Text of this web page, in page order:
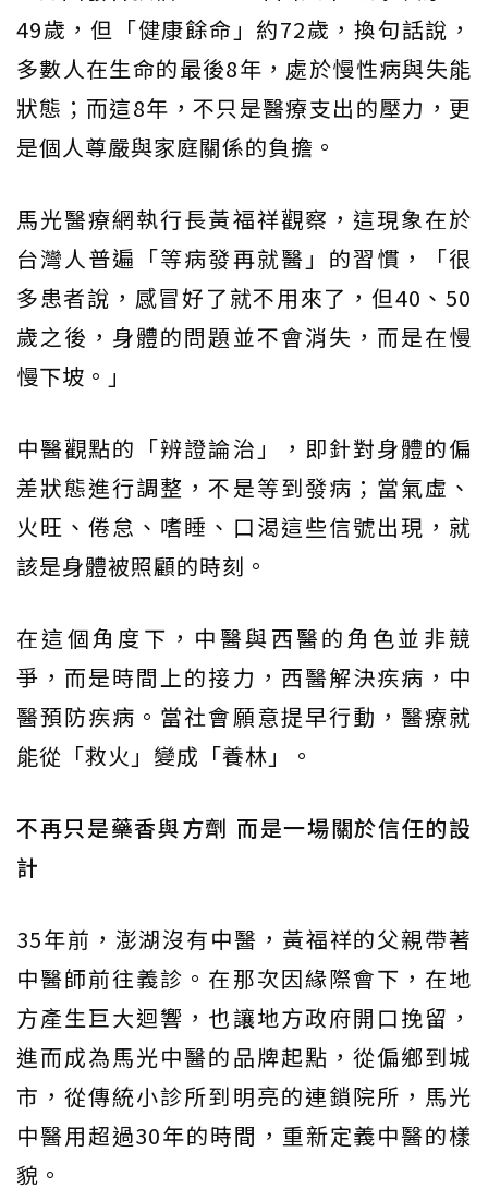
49歲，但「健康餘命」約72歲，換句話說，
多數人在生命的最後8年，處於慢性病與失能
狀態；而這8年，不只是醫療支出的壓力，更
是個人尊嚴與家庭關係的負擔。
馬光醫療網執行長黃福祥觀察，這現象在於
台灣人普遍「等病發再就醫」的習慣，「很
多患者說，感冒好了就不用來了，但40、50
歲之後，身體的問題並不會消失，而是在慢
慢下坡。」
中醫觀點的「辨證論治」，即針對身體的偏
差狀態進行調整，不是等到發病；當氣虛、
火旺、倦怠、嗜睡、口渴這些信號出現，就
該是身體被照顧的時刻。
在這個角度下，中醫與西醫的角色並非競
爭，而是時間上的接力，西醫解決疾病，中
醫預防疾病。當社會願意提早行動，醫療就
能從「救火」變成「養林」。
不再只是藥香與方劑 而是一場關於信任的設
計
35年前，澎湖沒有中醫，黃福祥的父親帶著
中醫師前往義診。在那次因緣際會下，在地
方產生巨大迴響，也讓地方政府開口挽留，
進而成為馬光中醫的品牌起點，從偏鄉到城
市，從傳統小診所到明亮的連鎖院所，馬光
中醫用超過30年的時間，重新定義中醫的樣
貌。